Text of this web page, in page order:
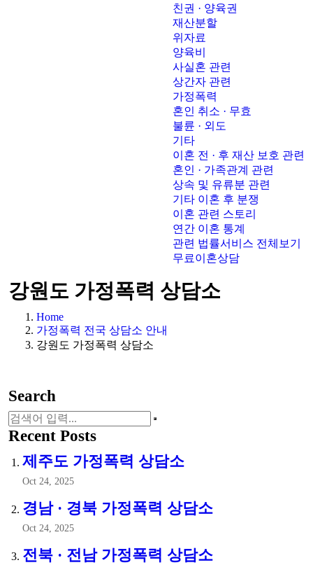
친권 · 양육권
재산분할
위자료
양육비
사실혼 관련
상간자 관련
가정폭력
혼인 취소 · 무효
불륜 · 외도
기타
이혼 전 · 후 재산 보호 관련
혼인 · 가족관계 관련
상속 및 유류분 관련
기타 이혼 후 분쟁
이혼 관련 스토리
연간 이혼 통계
관련 법률서비스 전체보기
무료이혼상담
강원도 가정폭력 상담소
Home
가정폭력 전국 상담소 안내
강원도 가정폭력 상담소
Search
Recent Posts
제주도 가정폭력 상담소
Oct 24, 2025
경남 · 경북 가정폭력 상담소
Oct 24, 2025
전북 · 전남 가정폭력 상담소